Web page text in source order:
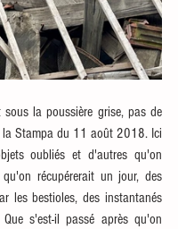
la poussière grise, pas de
la Stampa du 11 août 2018. Ici
oubliés et d'autres qu'on
récupérerait un jour, des
les bestioles, des instantanés
s'est-il passé après qu'on